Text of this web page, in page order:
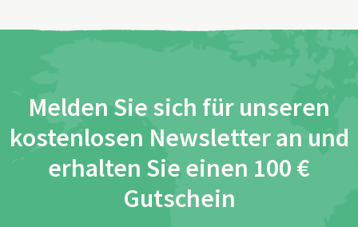
Melden Sie sich für unseren
kostenlosen Newsletter an und
erhalten Sie einen 100 €
Gutschein